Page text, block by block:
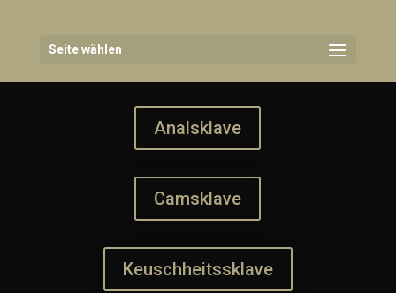
Seite wählen
Analsklave
Camsklave
Keuschheitssklave